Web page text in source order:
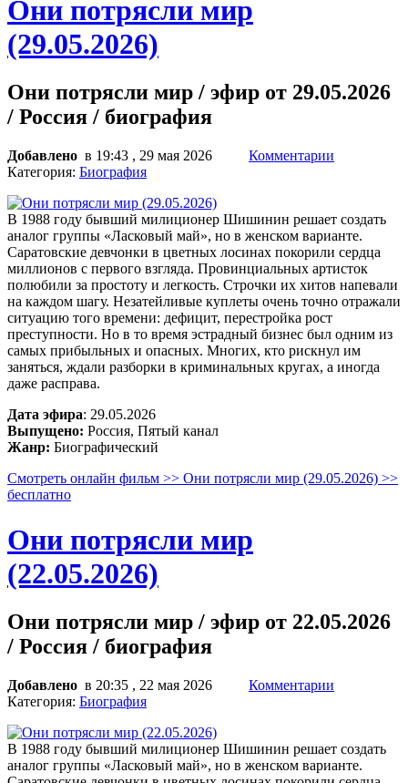
Они потрясли мир
(29.05.2026)
Они потрясли мир / эфир от 29.05.2026
/ Россия / биография
Добавлено в 19:43 , 29 мая 2026
Комментарии
Категория: Биография
В 1988 году бывший милиционер Шишинин решает создать
аналог группы «Ласковый май», но в женском варианте.
Саратовские девчонки в цветных лосинах покорили сердца
миллионов с первого взгляда. Провинциальных артисток
полюбили за простоту и легкость. Строчки их хитов напевали
на каждом шагу. Незатейливые куплеты очень точно отражали
ситуацию того времени: дефицит, перестройка рост
преступности. Но в то время эстрадный бизнес был одним из
самых прибыльных и опасных. Многих, кто рискнул им
заняться, ждали разборки в криминальных кругах, а иногда
даже расправа.
Дата эфира: 29.05.2026
Выпущено: Россия, Пятый канал
Жанр: Биографический
Смотреть онлайн фильм >> Они потрясли мир (29.05.2026) >>
бесплатно
Они потрясли мир
(22.05.2026)
Они потрясли мир / эфир от 22.05.2026
/ Россия / биография
Добавлено в 20:35 , 22 мая 2026
Комментарии
Категория: Биография
В 1988 году бывший милиционер Шишинин решает создать
аналог группы «Ласковый май», но в женском варианте.